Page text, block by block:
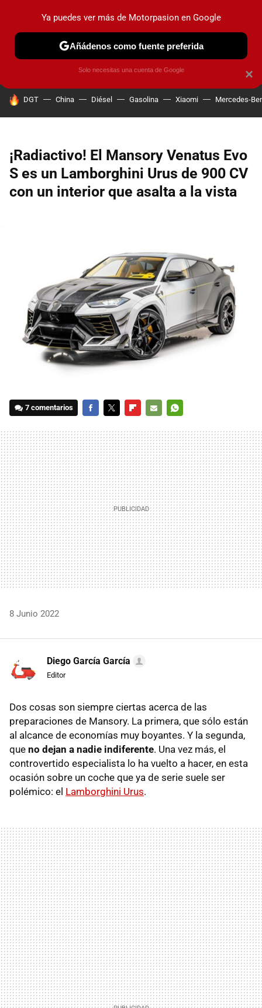
PRUEBAS COCHES ELÉCTRICOS OBSERVATORIO
HOY SE HABLA DE
DGT China Diésel Gasolina Xiaomi Mercedes-
¡Radiactivo! El Mansory Venatus Evo
S es un Lamborghini Urus de 900 CV
con un interior que asalta a la vista
7 comentarios
MAIL
8 Junio 2022
Diego García García
Editor
Dos cosas son siempre ciertas acerca de las
preparaciones de Mansory. La primera, que sólo están
al alcance de economías muy boyantes. Y la segunda,
que no dejan a nadie indiferente. Una vez más, el
controvertido especialista lo ha vuelto a hacer, en esta
ocasión sobre un coche que ya de serie suele ser
polémico: el Lamborghini Urus.
×
Ya puedes ver más de Motorpasion en Google
Añádenos como fuente preferida
Solo necesitas una cuenta de Google